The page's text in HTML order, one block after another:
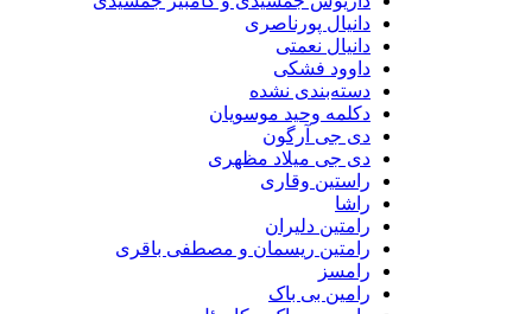
دانیال پورناصری
دانیال نعمتی
داوود فشکی
دسته‌بندی نشده
دکلمه وحید موسویان
دی جی آرگون
دی جی میلاد مظهری
راستین وقاری
رامتین دلیران
رامتین ریسمان و مصطفی باقری
رامین بی باک